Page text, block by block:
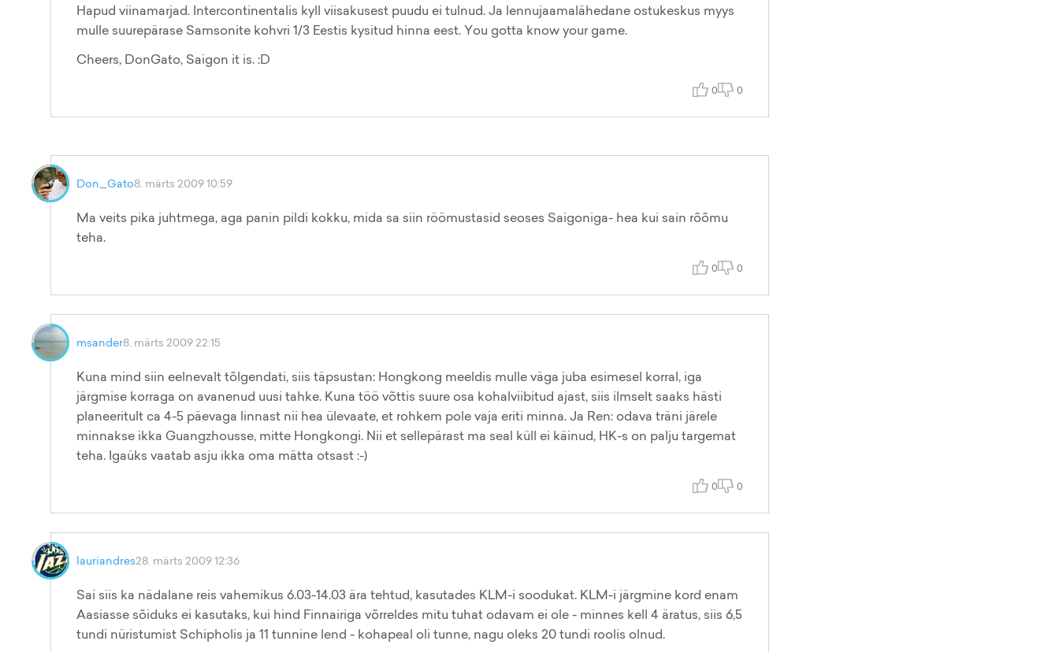
Hapud viinamarjad. Intercontinentalis kyll viisakusest puudu ei tulnud. Ja lennujaamalähedane ostukeskus myys
mulle suurepärase Samsonite kohvri 1/3 Eestis kysitud hinna eest. You gotta know your game.
Cheers, DonGato, Saigon it is. :D
0 0
Don_Gato8. märts 2009 10:59
Ma veits pika juhtmega, aga panin pildi kokku, mida sa siin röömustasid seoses Saigoniga- hea kui sain rõõmu
teha.
0 0
msander8. märts 2009 22:15
Kuna mind siin eelnevalt tõlgendati, siis täpsustan: Hongkong meeldis mulle väga juba esimesel korral, iga
järgmise korraga on avanenud uusi tahke. Kuna töö võttis suure osa kohalviibitud ajast, siis ilmselt saaks hästi
planeeritult ca 4-5 päevaga linnast nii hea ülevaate, et rohkem pole vaja eriti minna. Ja Ren: odava träni järele
minnakse ikka Guangzhousse, mitte Hongkongi. Nii et sellepärast ma seal küll ei käinud, HK-s on palju targemat
teha. Igaüks vaatab asju ikka oma mätta otsast :-)
0 0
lauriandres28. märts 2009 12:36
Sai siis ka nädalane reis vahemikus 6.03-14.03 ära tehtud, kasutades KLM-i soodukat. KLM-i järgmine kord enam
Aasiasse sõiduks ei kasutaks, kui hind Finnairiga võrreldes mitu tuhat odavam ei ole - minnes kell 4 äratus, siis 6,5
tundi nüristumist Schipholis ja 11 tunnine lend - kohapeal oli tunne, nagu oleks 20 tundi roolis olnud.